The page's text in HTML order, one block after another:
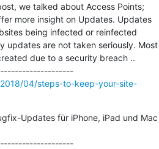
we talked about Access Points;
more insight on Updates. Updates
being infected or reinfected
updates are not taken seriously. Most
due to a security breach ..
---------------------------------------------
04/steps-to-keep-your-site-
Updates für iPhone, iPad und Mac